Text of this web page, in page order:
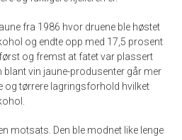
fra 1986 hvor druene ble høstet
og endte opp med 17,5 prosent
og fremst at fatet var plassert
blant vin jaune-produsenter går mer
og tørrere lagringsforhold hvilket
motsats. Den ble modnet like lenge